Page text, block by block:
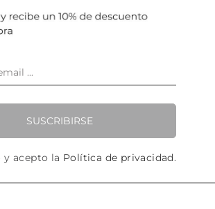
SUSCRIBIRSE
y acepto la Política de privacidad.